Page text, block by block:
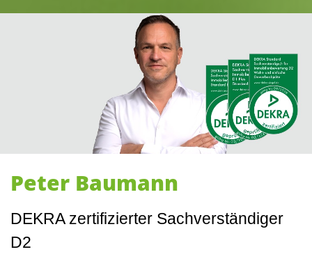
Peter Baumann
DEKRA zertifizierter Sachverständiger
D2